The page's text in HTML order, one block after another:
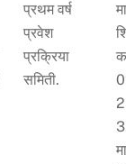
प्रथम वर्ष
प्रवेश
प्रक्रिया
समिती.